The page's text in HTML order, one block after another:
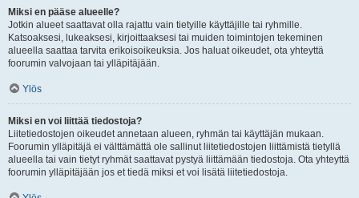
Miksi en pääse alueelle?
Jotkin alueet saattavat olla rajattu vain tietyille käyttäjille tai ryhmille.
Katsoaksesi, lukeaksesi, kirjoittaaksesi tai muiden toimintojen tekeminen
alueella saattaa tarvita erikoisoikeuksia. Jos haluat oikeudet, ota yhteyttä
foorumin valvojaan tai ylläpitäjään.
Ylös
Miksi en voi liittää tiedostoja?
Liitetiedostojen oikeudet annetaan alueen, ryhmän tai käyttäjän mukaan.
Foorumin ylläpitäjä ei välttämättä ole sallinut liitetiedostojen liittämistä tietyllä
alueella tai vain tietyt ryhmät saattavat pystyä liittämään tiedostoja. Ota yhteyttä
foorumin ylläpitäjään jos et tiedä miksi et voi lisätä liitetiedostoja.